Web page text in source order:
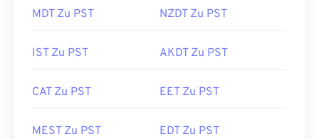
MDT Zu PST NZDT Zu PST
IST Zu PST AKDT Zu PST
CAT Zu PST EET Zu PST
MEST Zu PST EDT Zu PST